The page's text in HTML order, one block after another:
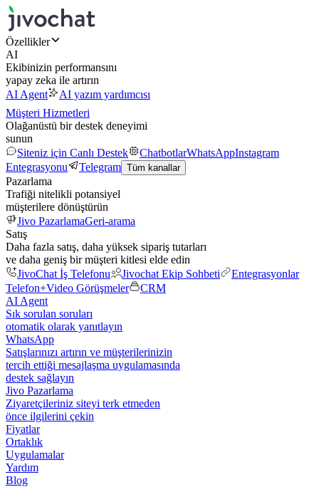
Özellikler
AI
Ekibinizin performansını
yapay zeka ile artırın
AI Agent
AI yazım yardımcısı
Müşteri Hizmetleri
Olağanüstü bir destek deneyimi
sunun
Siteniz için Canlı Destek
ChatbotlarWhatsAppInstagram
Entegrasyonu
Telegram Tüm kanallar
Pazarlama
Trafiği nitelikli potansiyel
müşterilere dönüştürün
Jivo PazarlamaGeri-arama
Satış
Daha fazla satış, daha yüksek sipariş tutarları
ve daha geniş bir müşteri kitlesi elde edin
JivoChat İş Telefonu
Jivochat Ekip Sohbeti
Entegrasyonlar
Telefon+Video Görüşmeler
CRM
AI Agent
Sık sorulan soruları
otomatik olarak yanıtlayın
WhatsApp
Satışlarınızı artırın ve müşterilerinizin
tercih ettiği mesajlaşma uygulamasında
destek sağlayın
Jivo Pazarlama
Ziyaretçileriniz siteyi terk etmeden
önce ilgilerini çekin
Fiyatlar
Ortaklık
Uygulamalar
Yardım
Blog